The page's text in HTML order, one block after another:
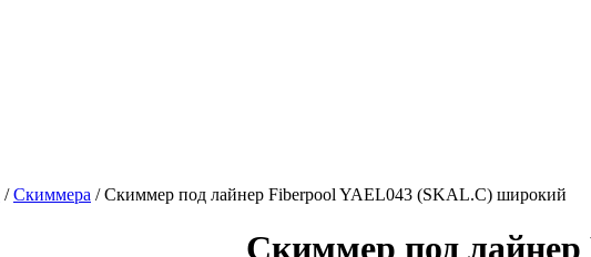
/Скиммера / Скиммер под лайнер Fiberpool YAEL043 (SKAL.C) широкий
Скиммер под